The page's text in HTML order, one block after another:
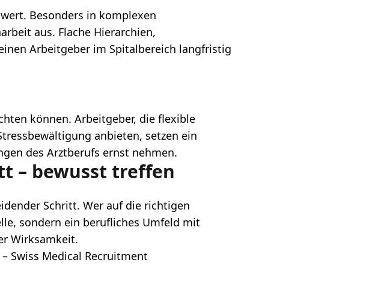
Besonders in komplexen
aus. Flache Hierarchien,
Arbeitgeber im Spitalbereich langfristig
können. Arbeitgeber, die flexible
anbieten, setzen ein
des Arztberufs ernst nehmen.
– bewusst treffen
Schritt. Wer auf die richtigen
sondern ein berufliches Umfeld mit
Wirksamkeit.
Swiss Medical Recruitment